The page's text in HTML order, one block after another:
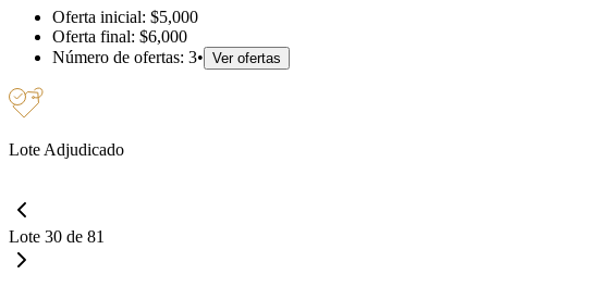
Oferta inicial: $5,000
Oferta final: $6,000
Número de ofertas: 3• Ver ofertas
Lote Adjudicado
Lote 30 de 81